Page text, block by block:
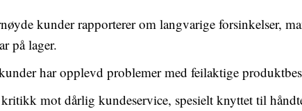
kunder rapporterer om langvarige forsinkelser,
på lager.
har opplevd problemer med feilaktige
mot dårlig kundeservice, spesielt knyttet til